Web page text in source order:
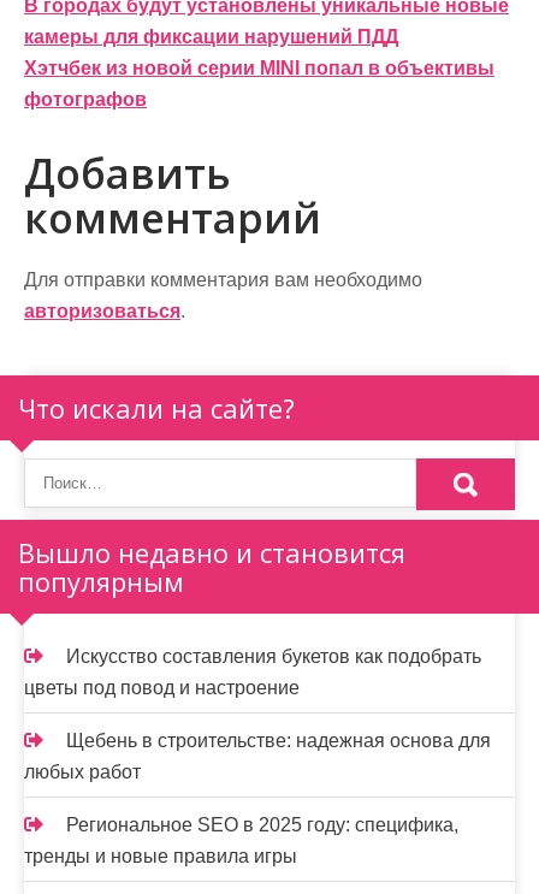
Н
а
в
и
г
а
ц
и
я
п
о
з
а
п
и
с
я
м
В городах будут установлены уникальные новые
камеры для фиксации нарушений ПДД
Хэтчбек из новой серии MINI попал в объективы
фотографов
Добавить
комментарий
Для отправки комментария вам необходимо
авторизоваться.
Что искали на сайте?
Вышло недавно и становится
популярным
Искусство составления букетов как подобрать
цветы под повод и настроение
Щебень в строительстве: надежная основа для
любых работ
Региональное SEO в 2025 году: специфика,
тренды и новые правила игры